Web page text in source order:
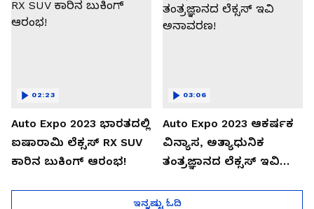
Auto Expo 2023 ಭಾರತದಲ್ಲಿ
ಐಷಾರಾಮಿ ಲೆಕ್ಸಸ್ RX SUV
ಕಾರಿನ ಬುಕಿಂಗ್ ಆರಂಭ!
02:23
Auto Expo 2023 ಆಕರ್ಷಕ
ವಿನ್ಯಾಸ, ಅತ್ಯಾಧುನಿಕ
ತಂತ್ರಜ್ಞಾನದ ಲೆಕ್ಸಸ್ ಇವಿ
03:06
ಇನ್ನಷ್ಟು ಓದಿ